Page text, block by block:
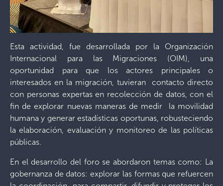
Esta actividad, fue desarrollada por la Organización
Internacional para las Migraciones (OIM), una
oportunidad para que los actores principales o
interesados en la migración, tuvieran contacto directo
con personas expertas en recolección de datos, con el
fin de explorar nuevas maneras de medir la movilidad
humana y generar estadísticas oportunas, robusteciendo
la elaboración, evaluación y monitoreo de las políticas
públicas.
En el desarrollo del foro se abordaron temas como: La
gobernanza de datos: explorar las formas que refuercen